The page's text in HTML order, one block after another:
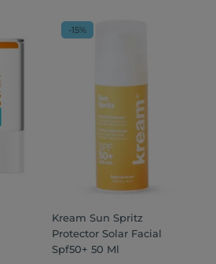
Kream Sun Spritz
Protector Solar Facial
Spf50+ 50 Ml
-15%